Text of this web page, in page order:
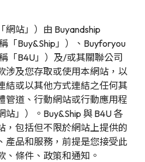
網站」）由 Buyandship
「Buy&Ship」）、Buyforyou
「B4U」）及/或其關聯公司
涉及您存取或使用本網站，以
結或以其他方式連結之任何其
管道、行動網站或行動應用程
」）。Buy&Ship 與 B4U 各
，包括但不限於網站上提供的
產品和服務，前提是您接受此
、條件、政策和通知。